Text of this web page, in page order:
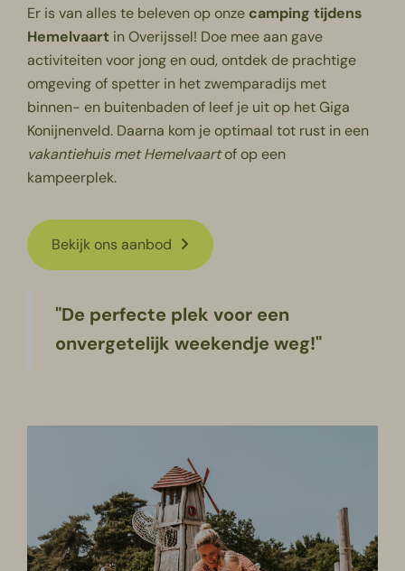
Er is van alles te beleven op onze camping tijdens
Hemelvaart inOverijssel! Doe mee aan gave
activiteiten voor jong en oud, ontdek de prachtige
omgeving of spetter in het zwemparadijs met
binnen- en buitenbaden of leef je uit op het Giga
Konijnenveld. Daarna kom je optimaal tot rust in een
vakantiehuis met Hemelvaartof op een
kampeerplek.
Bekijk ons aanbod
"De perfecte plek voor een
onvergetelijk weekendje weg!"